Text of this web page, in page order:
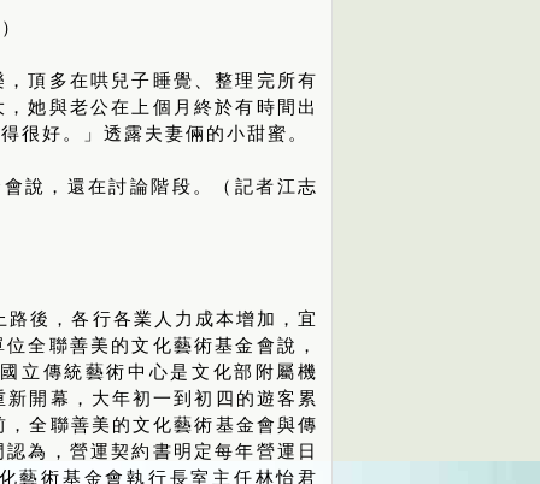
頂多在哄兒子睡覺、整理完所有
她與老公在上個月終於有時間出
很好。」透露夫妻倆的小甜蜜。
說，還在討論階段。（記者江志
後，各行各業人力成本增加，宜
全聯善美的文化藝術基金會說，
立傳統藝術中心是文化部附屬機
開幕，大年初一到初四的遊客累
全聯善美的文化藝術基金會與傳
為，營運契約書明定每年營運日
藝術基金會執行長室主任林怡君